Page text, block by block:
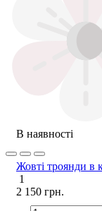
В наявності
Жовті троянди в
1
2 150 грн.